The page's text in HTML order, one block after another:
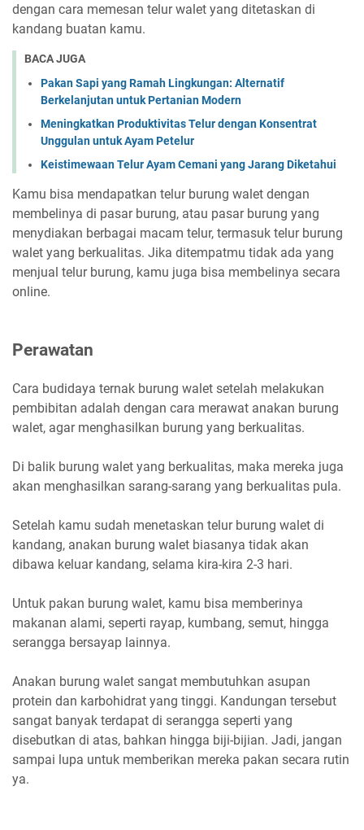
dengan cara memesan telur walet yang ditetaskan di
kandang buatan kamu.
BACA JUGA
Pakan Sapi yang Ramah Lingkungan: Alternatif
Berkelanjutan untuk Pertanian Modern
Meningkatkan Produktivitas Telur dengan Konsentrat
Unggulan untuk Ayam Petelur
Keistimewaan Telur Ayam Cemani yang Jarang Diketahui
Kamu bisa mendapatkan telur burung walet dengan
membelinya di pasar burung, atau pasar burung yang
menydiakan berbagai macam telur, termasuk telur burung
walet yang berkualitas. Jika ditempatmu tidak ada yang
menjual telur burung, kamu juga bisa membelinya secara
online.
Perawatan
Cara budidaya ternak burung walet setelah melakukan
pembibitan adalah dengan cara merawat anakan burung
walet, agar menghasilkan burung yang berkualitas.
Di balik burung walet yang berkualitas, maka mereka juga
akan menghasilkan sarang-sarang yang berkualitas pula.
Setelah kamu sudah menetaskan telur burung walet di
kandang, anakan burung walet biasanya tidak akan
dibawa keluar kandang, selama kira-kira 2-3 hari.
Untuk pakan burung walet, kamu bisa memberinya
makanan alami, seperti rayap, kumbang, semut, hingga
serangga bersayap lainnya.
Anakan burung walet sangat membutuhkan asupan
protein dan karbohidrat yang tinggi. Kandungan tersebut
sangat banyak terdapat di serangga seperti yang
disebutkan di atas, bahkan hingga biji-bijian. Jadi, jangan
sampai lupa untuk memberikan mereka pakan secara rutin
ya.